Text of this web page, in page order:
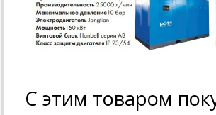
С этим товаром